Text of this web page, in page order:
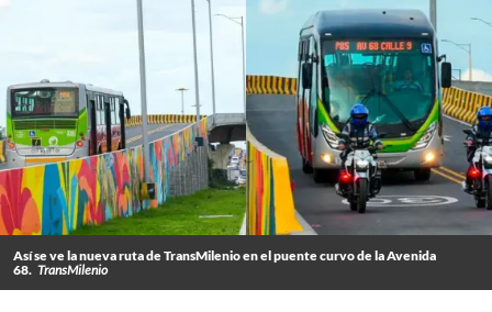
Así se ve la nueva ruta de TransMilenio en el puente curvo de la Avenida
68. TransMilenio